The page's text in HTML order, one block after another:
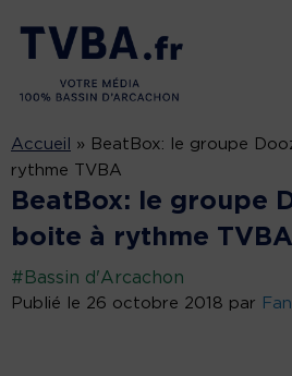
Accueil » BeatBox: le groupe
rythme TVBA
BeatBox: le groupe
boite à rythme TVBA
#Bassin d'Arcachon
Publié le 26 octobre 2018 par